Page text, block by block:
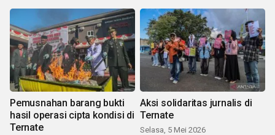
Pemusnahan barang bukti
hasil operasi cipta kondisi di
Ternate
Aksi solidaritas jurnalis di
Ternate
Selasa, 5 Mei 2026